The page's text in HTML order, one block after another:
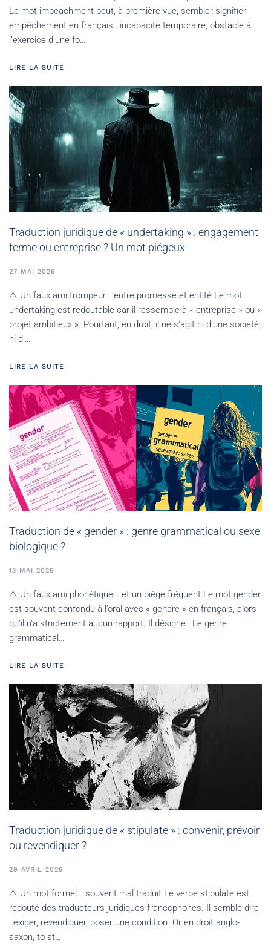
Le mot impeachment peut, à première vue, sembler signifier
empêchement en français : incapacité temporaire, obstacle à
l’exercice d’une fo…
LIRE LA SUITE
Traduction juridique de « undertaking » : engagement
ferme ou entreprise ? Un mot piégeux
27 MAI 2025
⚠️ Un faux ami trompeur… entre promesse et entité Le mot
undertaking est redoutable car il ressemble à « entreprise » ou «
projet ambitieux ». Pourtant, en droit, il ne s’agit ni d’une société,
ni d’…
LIRE LA SUITE
Traduction de « gender » : genre grammatical ou sexe
biologique ?
13 MAI 2025
⚠️ Un faux ami phonétique… et un piège fréquent Le mot gender
est souvent confondu à l’oral avec « gendre » en français, alors
qu’il n’a strictement aucun rapport. Il désigne : Le genre
grammatical…
LIRE LA SUITE
Traduction juridique de « stipulate » : convenir, prévoir
ou revendiquer ?
29 AVRIL 2025
⚠️ Un mot formel… souvent mal traduit Le verbe stipulate est
redouté des traducteurs juridiques francophones. Il semble dire
: exiger, revendiquer, poser une condition. Or en droit anglo-
saxon, to st…